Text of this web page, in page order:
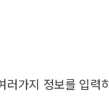
러가지 정보를 입력